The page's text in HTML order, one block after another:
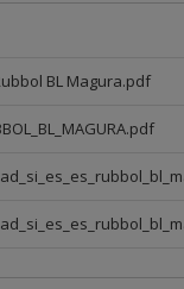
BL Magura.pdf